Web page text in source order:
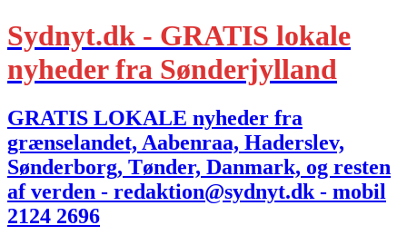
Sydnyt.dk - GRATIS lokale
nyheder fra Sønderjylland
GRATIS LOKALE nyheder fra
grænselandet, Aabenraa, Haderslev,
Sønderborg, Tønder, Danmark, og resten
af verden - redaktion@sydnyt.dk - mobil
2124 2696